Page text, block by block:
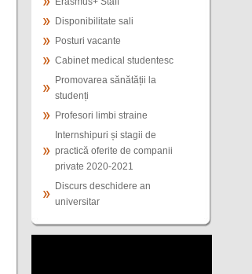
Disponibilitate sali
Posturi vacante
Cabinet medical studentesc
Promovarea sănătății la
studenți
Profesori limbi straine
Internshipuri și stagii de
practică oferite de companii
private 2020-2021
Discurs deschidere an
universitar